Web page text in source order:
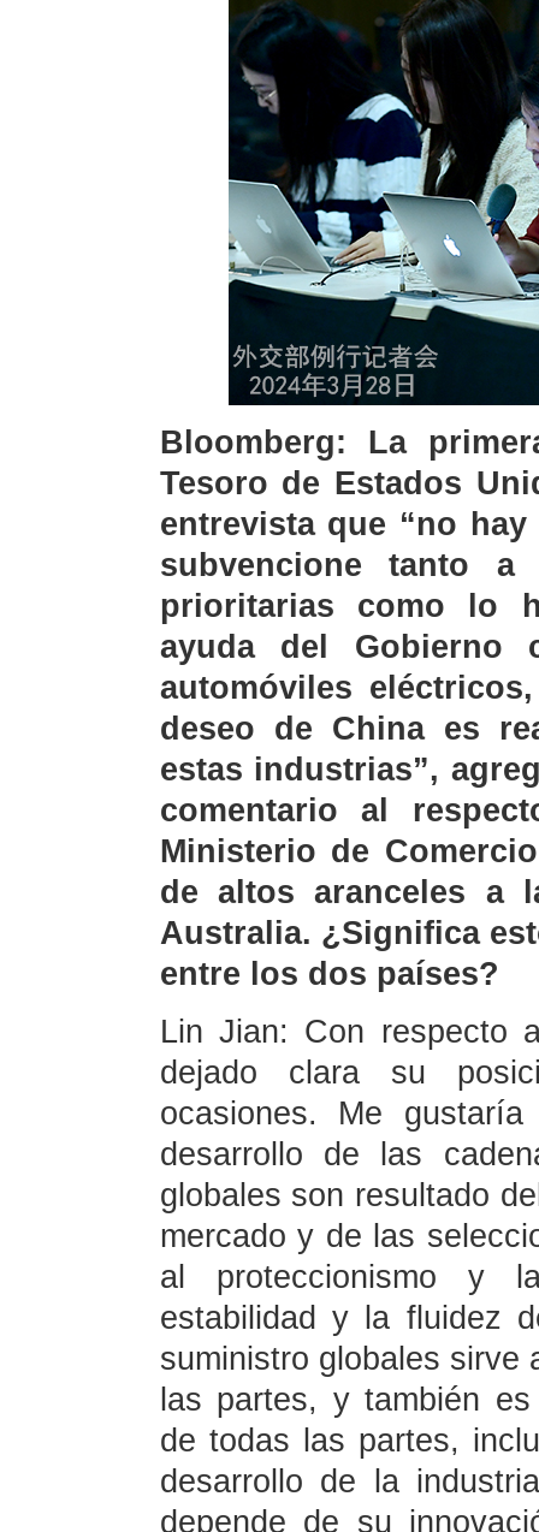
Bloomberg: La
Tesoro de Estados
entrevista que “no
subvencione tanto
prioritarias como lo
ayuda del Gobierno
automóviles
deseo de China es
estas industrias”,
comentario al
Ministerio de
de altos aranceles a
Australia. ¿Significa
entre los dos países?
Lin Jian: Con respecto
dejado clara su
ocasiones. Me
desarrollo de las
globales son resultado
mercado y de las
al proteccionismo y
estabilidad y la fluidez
suministro globales sirve
las partes, y también
de todas las partes,
desarrollo de la
depende de su